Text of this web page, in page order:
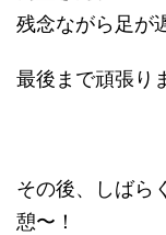
残念ながら足が
最後まで頑張り
その後、しばら
憩〜！